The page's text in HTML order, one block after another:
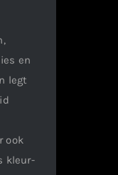
en
legt
ook
kleur-